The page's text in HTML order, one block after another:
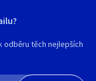
odběru těch nejlepších